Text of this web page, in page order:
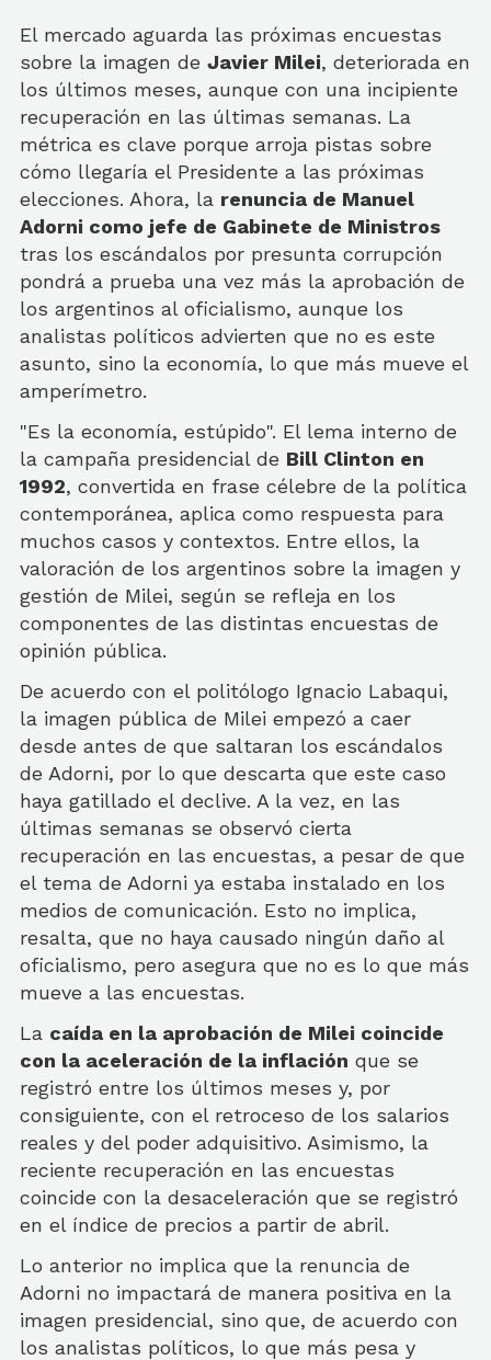
El mercado aguarda las próximas encuestas
sobre la imagen de Javier Milei, deteriorada en
los últimos meses, aunque con una incipiente
recuperación en las últimas semanas. La
métrica es clave porque arroja pistas sobre
cómo llegaría el Presidente a las próximas
elecciones. Ahora, la renuncia de Manuel
Adorni como jefe de Gabinete de Ministros
tras los escándalos por presunta corrupción
pondrá a prueba una vez más la aprobación de
los argentinos al oficialismo, aunque los
analistas políticos advierten que no es este
asunto, sino la economía, lo que más mueve el
amperímetro.
"Es la economía, estúpido". El lema interno de
la campaña presidencial de Bill Clinton en
1992, convertida en frase célebre de la política
contemporánea, aplica como respuesta para
muchos casos y contextos. Entre ellos, la
valoración de los argentinos sobre la imagen y
gestión de Milei, según se refleja en los
componentes de las distintas encuestas de
opinión pública.
De acuerdo con el politólogo Ignacio Labaqui,
la imagen pública de Milei empezó a caer
desde antes de que saltaran los escándalos
de Adorni, por lo que descarta que este caso
haya gatillado el declive. A la vez, en las
últimas semanas se observó cierta
recuperación en las encuestas, a pesar de que
el tema de Adorni ya estaba instalado en los
medios de comunicación. Esto no implica,
resalta, que no haya causado ningún daño al
oficialismo, pero asegura que no es lo que más
mueve a las encuestas.
La caída en la aprobación de Milei coincide
con la aceleración de la inflación que se
registró entre los últimos meses y, por
consiguiente, con el retroceso de los salarios
reales y del poder adquisitivo. Asimismo, la
reciente recuperación en las encuestas
coincide con la desaceleración que se registró
en el índice de precios a partir de abril.
Lo anterior no implica que la renuncia de
Adorni no impactará de manera positiva en la
imagen presidencial, sino que, de acuerdo con
los analistas políticos, lo que más pesa y